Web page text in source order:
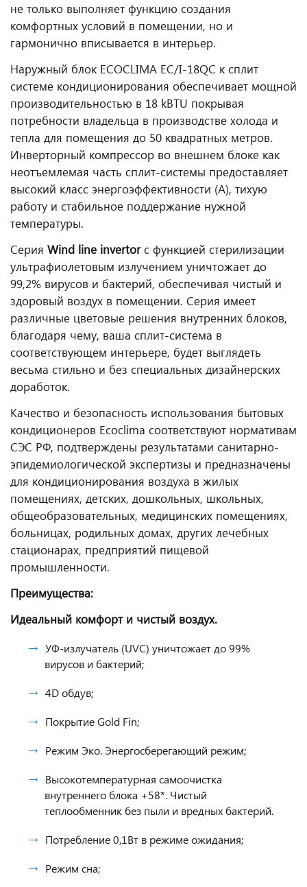
не только выполняет функцию создания
комфортных условий в помещении, но и
гармонично вписывается в интерьер.
Наружный блок ECOCLIMA EC/I-18QC к сплит
системе кондиционирования обеспечивает мощной
производительностью в 18 kBTU покрывая
потребности владельца в производстве холода и
тепла для помещения до 50 квадратных метров.
Инверторный компрессор во внешнем блоке как
неотъемлемая часть сплит-системы предоставляет
высокий класс энергоэффективности (А), тихую
работу и стабильное поддержание нужной
температуры.
Серия Wind line invertorс функцией стерилизации
ультрафиолетовым излучением уничтожает до
99,2% вирусов и бактерий, обеспечивая чистый и
здоровый воздух в помещении. Серия имеет
различные цветовые решения внутренних блоков,
благодаря чему, ваша сплит-система в
соответствующем интерьере, будет выглядеть
весьма стильно и без специальных дизайнерских
доработок.
Качество и безопасность использования бытовых
кондиционеров Ecoclima соответствуют нормативам
СЭС РФ, подтверждены результатами санитарно-
эпидемиологической экспертизы и предназначены
для кондиционирования воздуха в жилых
помещениях, детских, дошкольных, школьных,
общеобразовательных, медицинских помещениях,
больницах, родильных домах, других лечебных
стационарах, предприятий пищевой
промышленности.
Преимущества:
Идеальный комфорт и чистый воздух.
УФ-излучатель (UVC) уничтожает до 99%
вирусов и бактерий;
4D обдув;
Покрытие Gold Fin;
Режим Эко. Энергосберегающий режим;
Высокотемпературная самоочистка
внутреннего блока +58*. Чистый
теплообменник без пыли и вредных бактерий.
Потребление 0,1Вт в режиме ожидания;
Режим сна;